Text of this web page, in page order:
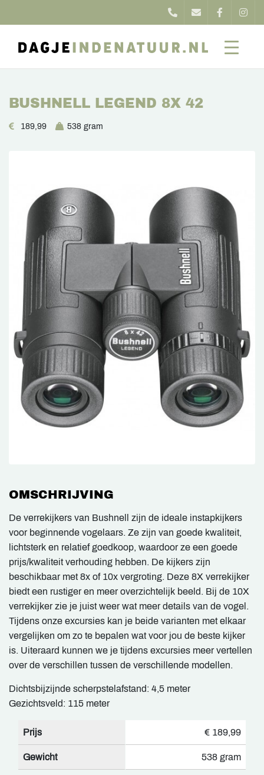
BUSHNELL LEGEND 8X 42
189,99 538 gram
OMSCHRIJVING
De verrekijkers van Bushnell zijn de ideale instapkijkers
voor beginnende vogelaars. Ze zijn van goede kwaliteit,
lichtsterk en relatief goedkoop, waardoor ze een goede
prijs/kwaliteit verhouding hebben. De kijkers zijn
beschikbaar met 8x of 10x vergroting. Deze 8X verrekijker
biedt een rustiger en meer overzichtelijk beeld. Bij de 10X
verrekijker zie je juist weer wat meer details van de vogel.
Tijdens onze excursies kan je beide varianten met elkaar
vergelijken om zo te bepalen wat voor jou de beste kijker
is. Uiteraard kunnen we je tijdens excursies meer vertellen
over de verschillen tussen de verschillende modellen.
Dichtsbijzijnde scherpstelafstand: 4,5 meter
Gezichtsveld: 115 meter
Prijs € 189,99
Gewicht 538 gram